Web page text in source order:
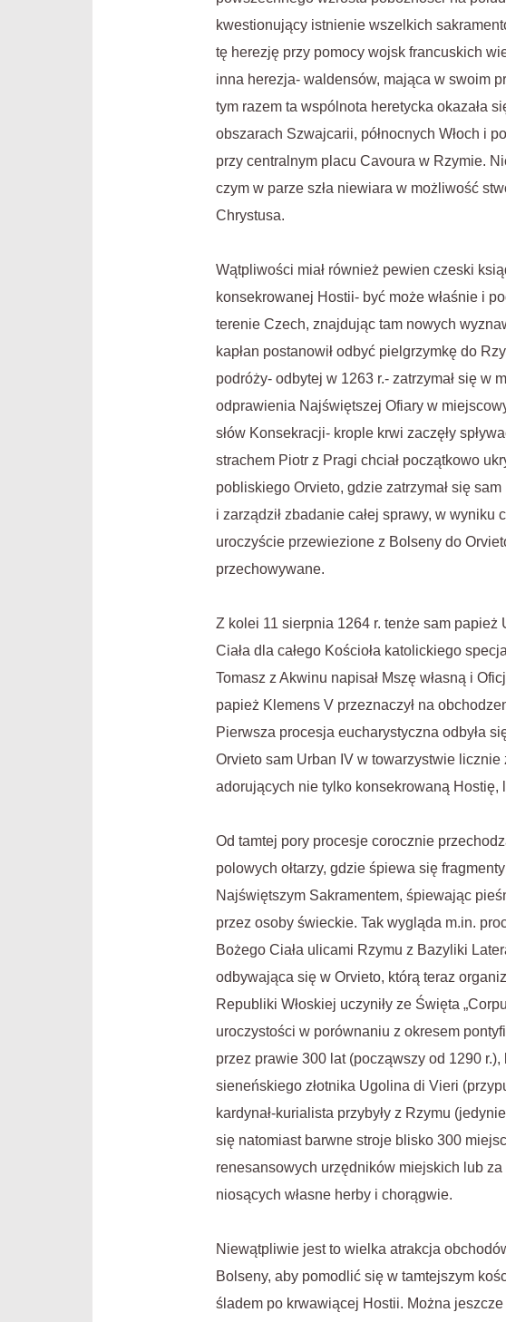
kwestionujący istnienie wszelkich
tę herezję przy pomocy wojsk francuskich
inna herezja- waldensów, mająca w swoim
tym razem ta wspólnota heretycka okazała
obszarach Szwajcarii, północnych Włoch i
przy centralnym placu Cavoura w Rzymie.
czym w parze szła niewiara w możliwość
Chrystusa.
Wątpliwości miał również pewien czeski
konsekrowanej Hostii- być może właśnie i
terenie Czech, znajdując tam nowych
kapłan postanowił odbyć pielgrzymkę do
podróży- odbytej w 1263 r.- zatrzymał się w
odprawienia Najświętszej Ofiary w
słów Konsekracji- krople krwi zaczęły
strachem Piotr z Pragi chciał początkowo
pobliskiego Orvieto, gdzie zatrzymał się
i zarządził zbadanie całej sprawy, w wyniku
uroczyście przewiezione z Bolseny do
przechowywane.
Z kolei 11 sierpnia 1264 r. tenże sam
Ciała dla całego Kościoła katolickiego
Tomasz z Akwinu napisał Mszę własną i
papież Klemens V przeznaczył na
Pierwsza procesja eucharystyczna odbyła
Orvieto sam Urban IV w towarzystwie licznie
adorujących nie tylko konsekrowaną Hostię,
Od tamtej pory procesje corocznie
polowych ołtarzy, gdzie śpiewa się
Najświętszym Sakramentem, śpiewając
przez osoby świeckie. Tak wygląda m.in.
Bożego Ciała ulicami Rzymu z Bazyliki
odbywająca się w Orvieto, którą teraz
Republiki Włoskiej uczyniły ze Święta
uroczystości w porównaniu z okresem
przez prawie 300 lat (począwszy od 1290 r.),
sieneńskiego złotnika Ugolina di Vieri
kardynał-kurialista przybyły z Rzymu
się natomiast barwne stroje blisko 300
renesansowych urzędników miejskich lub
niosących własne herby i chorągwie.
Niewątpliwie jest to wielka atrakcja
Bolseny, aby pomodlić się w tamtejszym
śladem po krwawiącej Hostii. Można